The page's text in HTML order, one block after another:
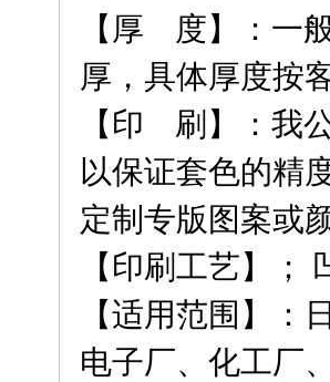
【 厚 度】
：一
厚，具体厚度按
【 印 刷 】
：我
以保证套色的精
定制专版图案或
【印刷工艺】；
【适用范围 】
：
电子厂、化工厂